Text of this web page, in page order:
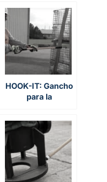
contacto para la
manipulación de
materiales,
sujeción,
posicionamiento,
elevación y control
de cargas
suspendidas
HOOK-IT: Gancho
para la
segura de cargas